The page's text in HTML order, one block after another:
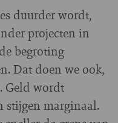
duurder wordt,
projecten in
begroting
Dat doen we ook,
Geld wordt
stijgen marginaal.